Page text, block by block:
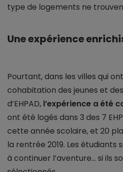
type de logements ne
Une expérience
Pourtant, dans les villes qui
cohabitation des jeunes et
d’EHPAD, l’expérience a été
ont été logés dans 3 des 7
cette année scolaire, et 20
la rentrée 2019. Les
à continuer l’aventure… si ils